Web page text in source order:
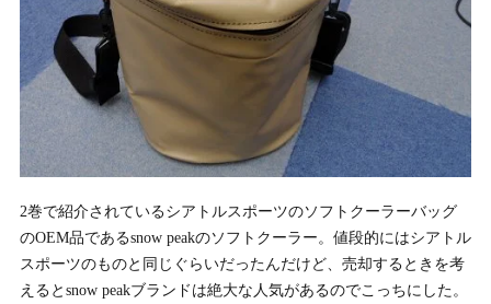
2巻で紹介されているシアトルスポーツのソフトクーラーバッグ
のOEM品であるsnow peakのソフトクーラー。値段的にはシアトル
スポーツのものと同じぐらいだったんだけど、売却するときを考
えるとsnow peakブランドは絶大な人気があるのでこっちにした。